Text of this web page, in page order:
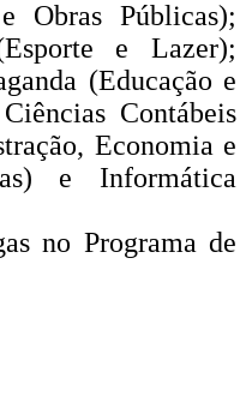
Obras Públicas);
e Lazer);
(Educação e
Contábeis
Economia e
e Informática
no Programa de